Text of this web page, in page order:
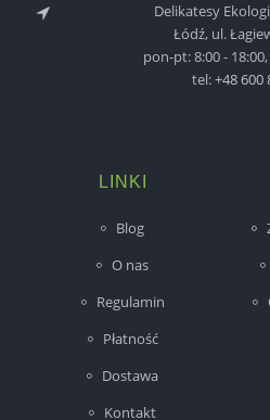
Delikatesy
Łódź, ul.
pon-pt: 8:00 -
tel:+48 600
LINKI
Blog
O nas
Regulamin
Płatność
Dostawa
Kontakt